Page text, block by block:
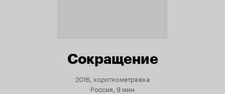
Сокращение
2016, короткометражка
Россия, 9 мин